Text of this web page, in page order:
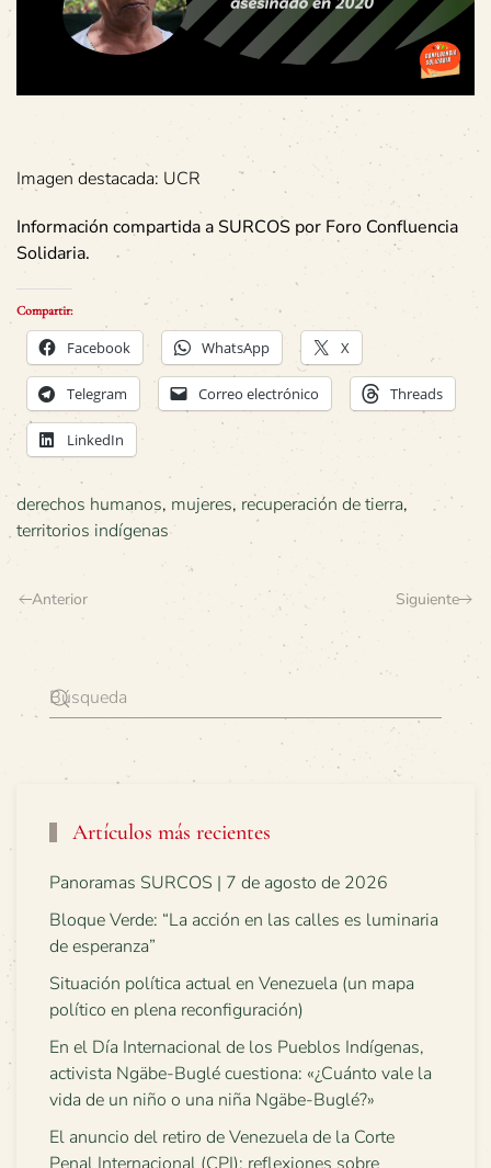
Imagen destacada: UCR
Información compartida a SURCOS por Foro Confluencia
Solidaria.
Compartir:
Facebook WhatsApp X
Telegram Correo electrónico Threads
LinkedIn
derechos humanos, mujeres, recuperación de tierra,
territorios indígenas
Anterior Siguiente
Artículos más recientes
Panoramas SURCOS | 7 de agosto de 2026
Bloque Verde: “La acción en las calles es luminaria
de esperanza”
Situación política actual en Venezuela (un mapa
político en plena reconfiguración)
En el Día Internacional de los Pueblos Indígenas,
activista Ngäbe-Buglé cuestiona: «¿Cuánto vale la
vida de un niño o una niña Ngäbe-Buglé?»
El anuncio del retiro de Venezuela de la Corte